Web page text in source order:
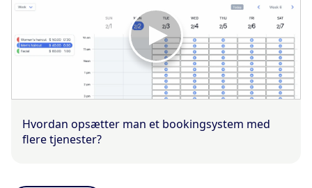
Hvordan opsætter man et bookingsystem med
flere tjenester?